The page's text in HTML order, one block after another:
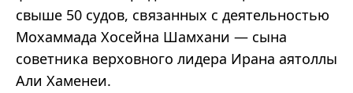
свыше 50 судов, связанных с деятельностью
Мохаммада Хосейна Шамхани — сына
советника верховного лидера Ирана аятоллы
Али Хаменеи.